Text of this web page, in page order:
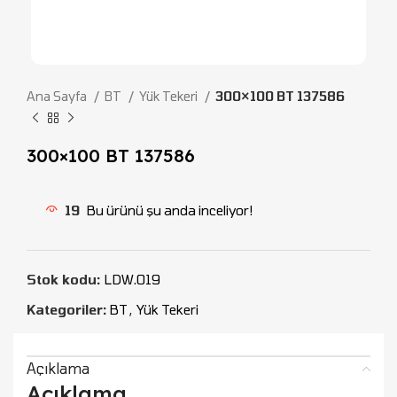
Ana Sayfa BT Yük Tekeri 300×100 BT 137586
300×100 BT 137586
19 Bu ürünü şu anda inceliyor!
Stok kodu: LDW.019
Kategoriler: BT, Yük Tekeri
Açıklama